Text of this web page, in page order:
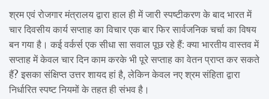
श्रम एवं रोजगार मंत्रालय द्वारा हाल ही में जारी स्पष्टीकरण के बाद भारत में
चार दिवसीय कार्य सप्ताह का विचार एक बार फिर सार्वजनिक चर्चा का विषय
बन गया है। कई वर्कर्स एक सीधा सा सवाल पूछ रहे हैं: क्या भारतीय वास्तव में
सप्ताह में केवल चार दिन काम करके भी पूरे सप्ताह का वेतन प्राप्त कर सकते
हैं? इसका संक्षिप्त उत्तर शायद हां है, लेकिन केवल नए श्रम संहिता द्वारा
निर्धारित स्पष्ट नियमों के तहत ही संभव है।